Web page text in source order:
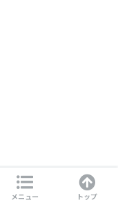
メニュー トップ